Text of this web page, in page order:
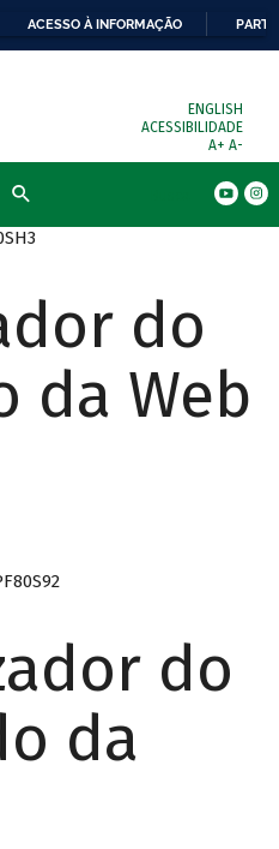
ACESSO À INFORMAÇÃO
ENGLISH
ACESSIBILIDADE
A+ A-
do
da Web
do
da